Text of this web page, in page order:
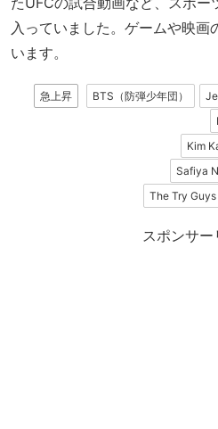
入っていました。ゲームや映画
います。
急上昇 BTS（防弾少年団）
Kim
Safiya
The Try Guys
スポンサー